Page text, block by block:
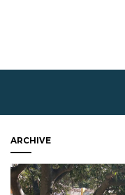
ARCHIVE